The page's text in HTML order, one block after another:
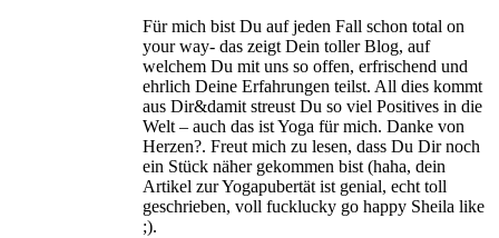
Für mich bist Du auf jeden Fall schon total on
your way- das zeigt Dein toller Blog, auf
welchem Du mit uns so offen, erfrischend und
ehrlich Deine Erfahrungen teilst. All dies kommt
aus Dir&damit streust Du so viel Positives in die
Welt – auch das ist Yoga für mich. Danke von
Herzen?. Freut mich zu lesen, dass Du Dir noch
ein Stück näher gekommen bist (haha, dein
Artikel zur Yogapubertät ist genial, echt toll
geschrieben, voll fucklucky go happy Sheila like
;).